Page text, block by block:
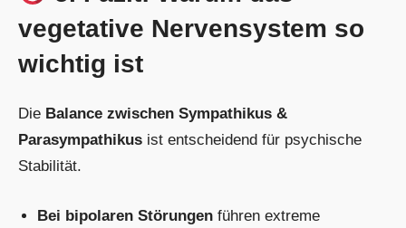
vegetative Nervensystem so
wichtig ist
Die Balance zwischen Sympathikus &
Parasympathikus ist entscheidend für psychische
Stabilität.
Bei bipolaren Störungen führen extreme